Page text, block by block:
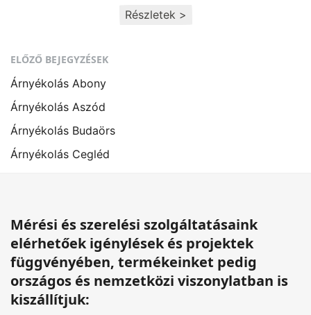
Részletek >
ELŐZŐ BEJEGYZÉSEK
Árnyékolás Abony
Árnyékolás Aszód
Árnyékolás Budaörs
Árnyékolás Cegléd
Mérési és szerelési szolgáltatásaink
elérhetőek igénylések és projektek
függvényében, termékeinket pedig
országos és nemzetközi viszonylatban is
kiszállítjuk: